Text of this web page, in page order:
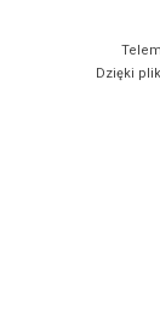
Dzięki